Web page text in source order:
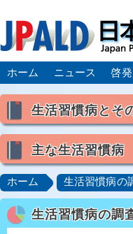
ホーム ニュース 啓
生活習慣病とそ
喫煙
食生活
主な生活習慣病
高血圧 脂質異常
肥満症／メタボリッ
脂肪肝／NAFLD／
ロコモティブシンド
ホーム 生活習慣病の
生活習慣病の調